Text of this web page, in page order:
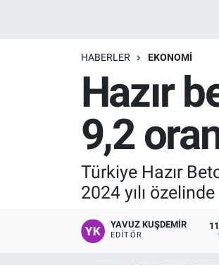
HABERLER EKONOMI
Hazır
9,2
Türkiye Hazır
2024 yılı
YAVUZ KUŞDEMIR
EDITÖR
Resmi İlanlar
Son Dakika